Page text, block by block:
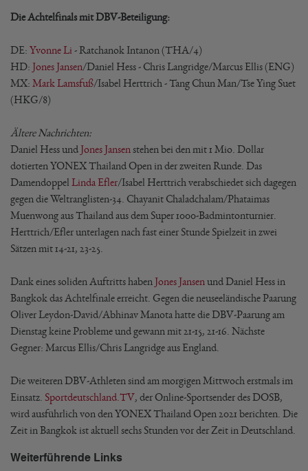
Die Achtelfinals mit DBV-Beteiligung:
DE: Yvonne Li - Ratchanok Intanon (THA/4)
HD: Jones Jansen/Daniel Hess - Chris Langridge/Marcus Ellis (ENG)
MX: Mark Lamsfuß/Isabel Herttrich - Tang Chun Man/Tse Ying Suet
(HKG/8)
Ältere Nachrichten:
Daniel Hess und Jones Jansen stehen bei den mit 1 Mio. Dollar
dotierten YONEX Thailand Open in der zweiten Runde. Das
Damendoppel Linda Efler/Isabel Herttrich verabschiedet sich dagegen
gegen die Weltranglisten-34. Chayanit Chaladchalam/Phataimas
Muenwong aus Thailand aus dem Super 1000-Badmintonturnier.
Herttrich/Efler unterlagen nach fast einer Stunde Spielzeit in zwei
Sätzen mit 14-21, 23-25.
Dank eines soliden Auftritts haben Jones Jansen und Daniel Hess in
Bangkok das Achtelfinale erreicht. Gegen die neuseeländische Paarung
Oliver Leydon-David/Abhinav Manota hatte die DBV-Paarung am
Dienstag keine Probleme und gewann mit 21-15, 21-16. Nächste
Gegner: Marcus Ellis/Chris Langridge aus England.
Die weiteren DBV-Athleten sind am morgigen Mittwoch erstmals im
Einsatz. Sportdeutschland.TV, der Online-Sportsender des DOSB,
wird ausführlich von den YONEX Thailand Open 2021 berichten. Die
Zeit in Bangkok ist aktuell sechs Stunden vor der Zeit in Deutschland.
Weiterführende Links